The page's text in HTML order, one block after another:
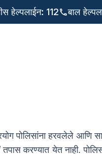
हेल्पलाईन: 112 बाल
पोलिसांना हरवलेले आणि
करण्यात येत नाही.